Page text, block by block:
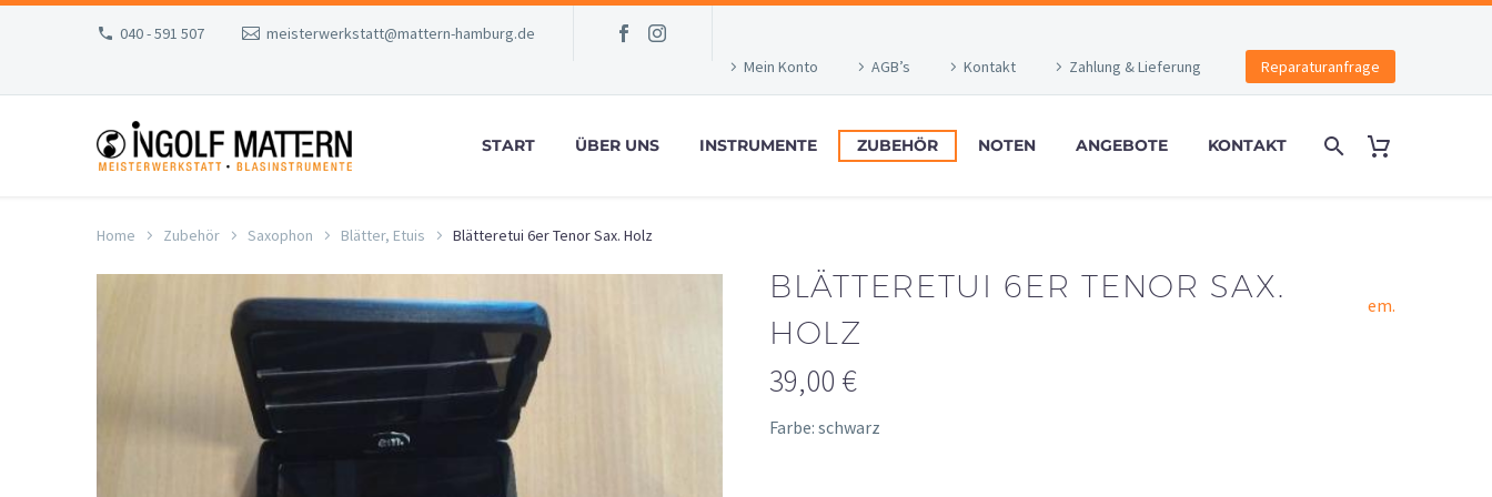
040 - 591 507
meisterwerkstatt@mattern-hamburg.de
Mein Konto
AGB’s Kontakt Zahlung & Lieferung Reparaturanfrage
START ÜBER UNS INSTRUMENTE ZUBEHÖR NOTEN ANGEBOTE KONTAKT
Home Zubehör Saxophon Blätter, Etuis Blätteretui 6er Tenor Sax. Holz
BLÄTTERETUI 6ER TENOR SAX.
HOLZ
em.
39,00 €
Farbe: schwarz